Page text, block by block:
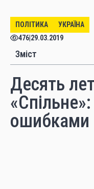
ПОЛІТИКА
УКРАЇНА
476 29.03.2019
Зміст
Десять
ошибками